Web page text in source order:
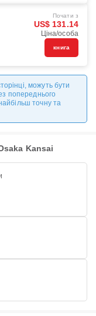
Почати з
US$ 131.14
Ціна/особа
книга
можуть бути
попереднього
точну та
Kansai